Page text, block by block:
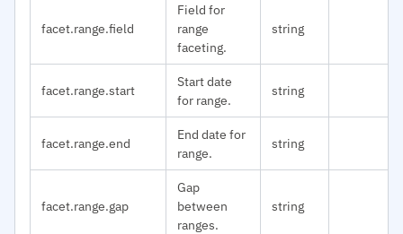
facet.range.field
Field for
range
faceting.
string
facet.range.start
Start date
for range.
string
facet.range.end
End date for
range.
string
facet.range.gap
Gap
between
ranges.
string